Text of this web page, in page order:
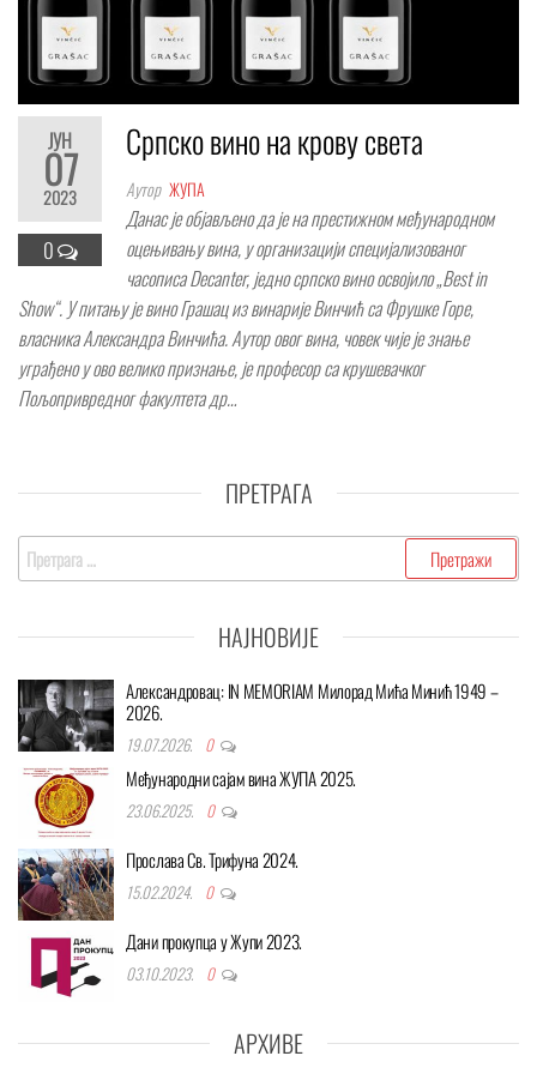
ЈУН
07
2023
0
Српско вино на крову света
Аутор ЖУПА
Данас је објављено да је на престижном међународном
оцењивању вина, у организацији специјализованог
часописа Decanter, једно српско вино освојило „Best in
Show“. У питању је вино Грашац из винарије Винчић са Фрушке Горе,
власника Александра Винчића. Аутор овог вина, човек чије је знање
уграђено у ово велико признање, је професор са крушевачког
Пољопривредног факултета др…
ПРЕТРАГА
Претрага
за:
НАЈНОВИЈЕ
Александровац: IN MEMORIAM Милорад Мића Минић 1949 –
2026.
19.07.2026. 0
Међународни сајам вина ЖУПА 2025.
23.06.2025. 0
Прослава Св. Трифуна 2024.
15.02.2024. 0
Дани прокупца у Жупи 2023.
03.10.2023. 0
АРХИВЕ